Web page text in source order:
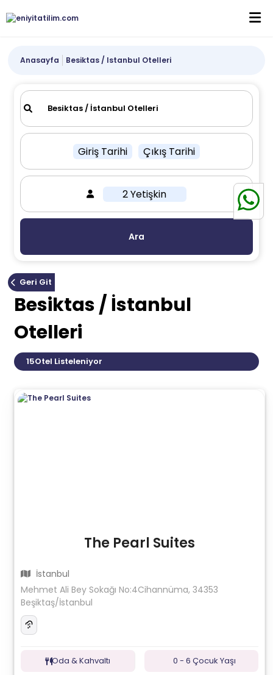
Anasayfa Besiktas / Istanbul Otelleri
Giriş Tarihi Çıkış Tarihi
2 Yetişkin
Ara
Geri Git
Besiktas / İstanbul
Otelleri
15Otel Listeleniyor
The Pearl Suites
İstanbul
Mehmet Ali Bey Sokağı No:4Cihannüma, 34353
Beşiktaş/İstanbul
Oda & Kahvaltı 0 - 6 Çocuk Yaşı